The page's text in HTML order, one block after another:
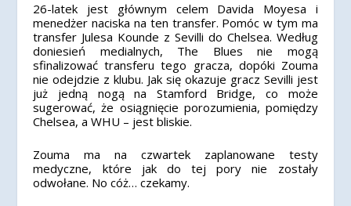
26-latek jest głównym celem Davida Moyesa i
menedżer naciska na ten transfer. Pomóc w tym ma
transfer Julesa Kounde z Sevilli do Chelsea. Według
doniesień medialnych, The Blues nie mogą
sfinalizować transferu tego gracza, dopóki Zouma
nie odejdzie z klubu. Jak się okazuje gracz Sevilli jest
już jedną nogą na Stamford Bridge, co może
sugerować, że osiągnięcie porozumienia, pomiędzy
Chelsea, a WHU – jest bliskie.
Zouma ma na czwartek zaplanowane testy
medyczne, które jak do tej pory nie zostały
odwołane. No cóż… czekamy.